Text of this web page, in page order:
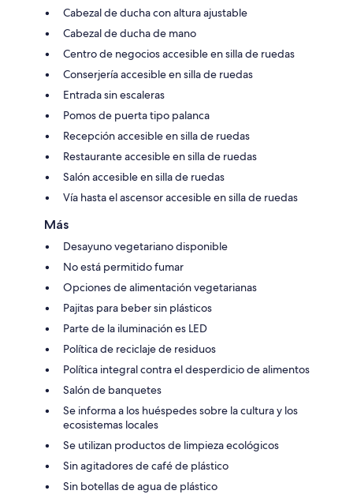
Cabezal de ducha con altura ajustable
Cabezal de ducha de mano
Centro de negocios accesible en silla de ruedas
Conserjería accesible en silla de ruedas
Entrada sin escaleras
Pomos de puerta tipo palanca
Recepción accesible en silla de ruedas
Restaurante accesible en silla de ruedas
Salón accesible en silla de ruedas
Vía hasta el ascensor accesible en silla de ruedas
Más
Desayuno vegetariano disponible
No está permitido fumar
Opciones de alimentación vegetarianas
Pajitas para beber sin plásticos
Parte de la iluminación es LED
Política de reciclaje de residuos
Política integral contra el desperdicio de alimentos
Salón de banquetes
Se informa a los huéspedes sobre la cultura y los
ecosistemas locales
Se utilizan productos de limpieza ecológicos
Sin agitadores de café de plástico
Sin botellas de agua de plástico